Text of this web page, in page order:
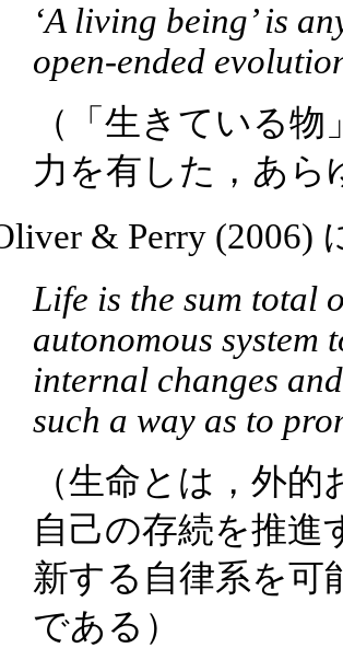
‘A living being’ is
open-ended
（「生きている
力を有した，あら
& Perry (2006)
Life is the sum total
autonomous system
internal changes
such a way as to
（生命とは，外
自己の存続を推進
新する自律系を可
である）